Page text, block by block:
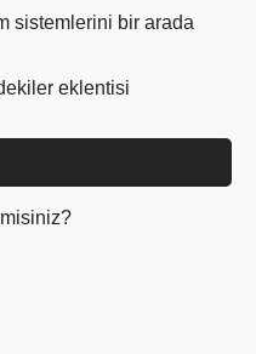
sistemlerini bir arada
eklentisi